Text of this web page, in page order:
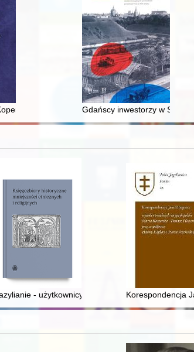
z rodu ŚlązakaGdańscy inwestorzy w
końca PRL-u. T. 2
- użytkownicy ksiąg w XVII-XVIII wieku
Korespondencja